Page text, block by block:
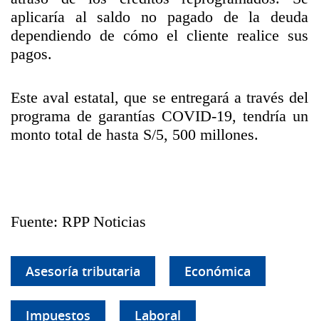
aplicaría al saldo no pagado de la deuda
dependiendo de cómo el cliente realice sus
pagos.
Este aval estatal, que se entregará a través del
programa de garantías COVID-19, tendría un
monto total de hasta S/5, 500 millones.
Fuente: RPP Noticias
Asesoría tributaria Económica
Impuestos Laboral